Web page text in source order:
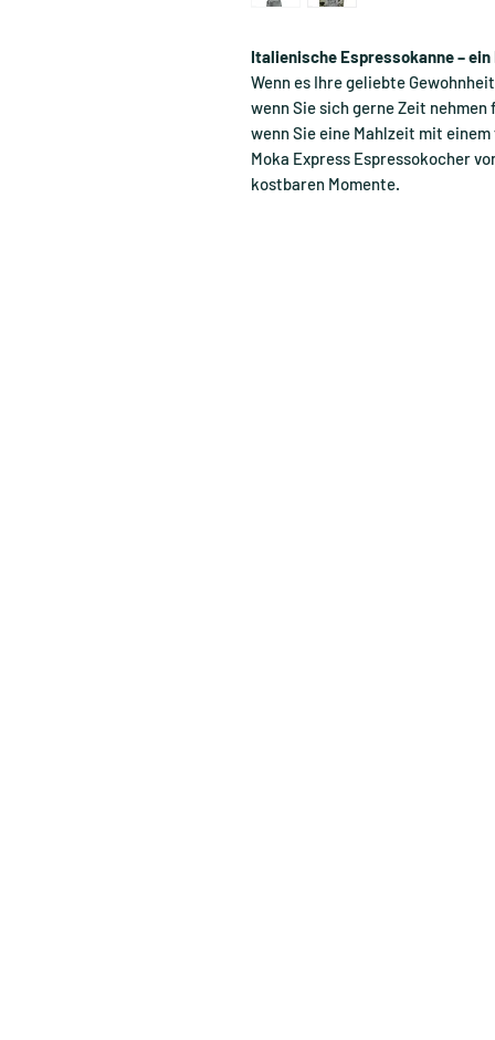
Italienische Espressokanne –
Wenn es Ihre geliebte
wenn Sie sich gerne Zeit
wenn Sie eine Mahlzeit mit
Moka Express Espressokocher
kostbaren Momente.